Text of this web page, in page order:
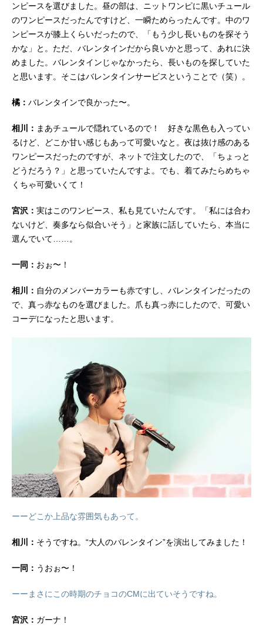
ンピースを選びました。昼の部は、ニットワンピに黒いチュール
のワンピースだったんですけど、一瞬ためらったんです。中のワ
ンピースが膝上くらいだったので、「もう少し長いものを探そう
かな」と。ただ、バレンタインだから良いかと思って、あれに決
めました。バレンタインじゃなかったら、長いものを探していた
と思います。そこはバレンタインサービスということで（笑）。
橘： バレンタインで良かった〜。
相川： まあチュールで隠れているので！ 好きな黒色も入ってい
るけど、どこか甘い感じもあって可愛いなと。夜は抜け感のある
ワンピースだったのですが、ネットで注文したので、「ちょっと
どうだろう？」と思っていたんですよ。でも、着てみたらめちゃ
くちゃ可愛いくて！
宮沢： 実はこのワンピース、私も見ていたんです。「私には合わ
ないけど、奏多なら似合いそう」と家族に話していたら、本当に
選んでいて……。
一同： おぉ〜！
相川： 自分のメンバーカラーも赤ですし、バレンタインだったの
で、真っ赤なものを選びました。爪も真っ赤にしたので、可愛い
コーデになったと思います。
ーーどこか上品な雰囲気もあって。
相川： そうですね。“大人のバレンタイン”を演出してみました！
一同： うおぉ〜！
ーーまさにこの時期のチョコのCMに出ていそうですね。
宮沢： ガーナ！